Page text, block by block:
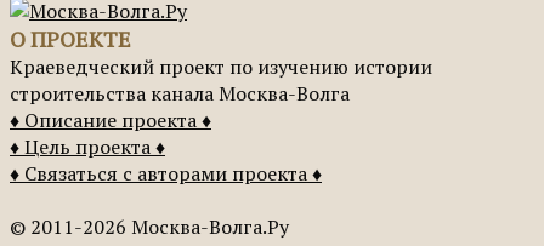
О ПРОЕКТЕ
Краеведческий проект по изучению истории
строительства канала Москва-Волга
♦ Описание проекта ♦
♦ Цель проекта ♦
♦ Связаться с авторами проекта ♦
© 2011-2026 Москва-Волга.Ру